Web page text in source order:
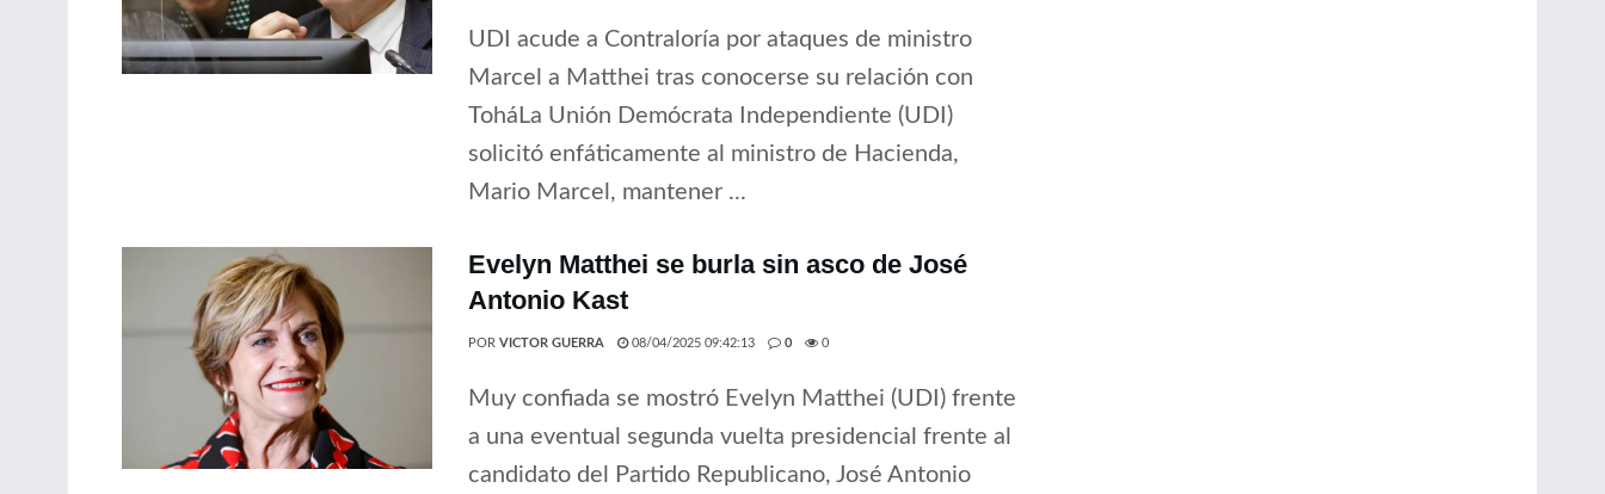
UDI acude a Contraloría por ataques de ministro
Marcel a Matthei tras conocerse su relación con
ToháLa Unión Demócrata Independiente (UDI)
solicitó enfáticamente al ministro de Hacienda,
Mario Marcel, mantener ...
Evelyn Matthei se burla sin asco de José
Antonio Kast
POR VICTOR GUERRA 08/04/2025 09:42:13 0 0
Muy confiada se mostró Evelyn Matthei (UDI) frente
a una eventual segunda vuelta presidencial frente al
candidato del Partido Republicano, José Antonio